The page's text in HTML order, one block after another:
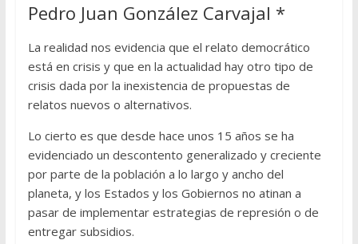
Pedro Juan González Carvajal *
La realidad nos evidencia que el relato democrático
está en crisis y que en la actualidad hay otro tipo de
crisis dada por la inexistencia de propuestas de
relatos nuevos o alternativos.
Lo cierto es que desde hace unos 15 años se ha
evidenciado un descontento generalizado y creciente
por parte de la población a lo largo y ancho del
planeta, y los Estados y los Gobiernos no atinan a
pasar de implementar estrategias de represión o de
entregar subsidios.